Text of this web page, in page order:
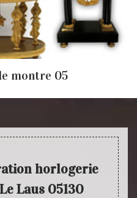
montre 05
horlogerie
Laus 05130